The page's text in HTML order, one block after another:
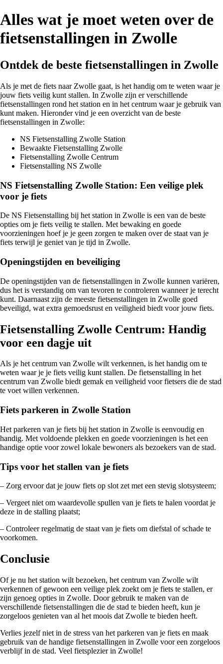
Alles wat je moet weten over de
fietsenstallingen in Zwolle
Ontdek de beste fietsenstallingen in Zwolle
Als je met de fiets naar Zwolle gaat, is het handig om te weten waar je
jouw fiets veilig kunt stallen. In Zwolle zijn er verschillende
fietsenstallingen rond het station en in het centrum waar je gebruik van
kunt maken. Hieronder vind je een overzicht van de beste
fietsenstallingen in Zwolle:
NS Fietsenstalling Zwolle Station
Bewaakte Fietsenstalling Zwolle
Fietsenstalling Zwolle Centrum
Fietsenstalling NS Zwolle
NS Fietsenstalling Zwolle Station: Een veilige plek
voor je fiets
De NS Fietsenstalling bij het station in Zwolle is een van de beste
opties om je fiets veilig te stallen. Met bewaking en goede
voorzieningen hoef je je geen zorgen te maken over de staat van je
fiets terwijl je geniet van je tijd in Zwolle.
Openingstijden en beveiliging
De openingstijden van de fietsenstallingen in Zwolle kunnen variëren,
dus het is verstandig om van tevoren te controleren wanneer je terecht
kunt. Daarnaast zijn de meeste fietsenstallingen in Zwolle goed
beveiligd, wat extra gemoedsrust en veiligheid biedt voor jouw fiets.
Fietsenstalling Zwolle Centrum: Handig
voor een dagje uit
Als je het centrum van Zwolle wilt verkennen, is het handig om te
weten waar je je fiets veilig kunt stallen. De fietsenstalling in het
centrum van Zwolle biedt gemak en veiligheid voor fietsers die de stad
te voet willen verkennen.
Fiets parkeren in Zwolle Station
Het parkeren van je fiets bij het station in Zwolle is eenvoudig en
handig. Met voldoende plekken en goede voorzieningen is het een
handige optie voor zowel lokale bewoners als bezoekers van de stad.
Tips voor het stallen van je fiets
– Zorg ervoor dat je jouw fiets op slot zet met een stevig slotsysteem;
– Vergeet niet om waardevolle spullen van je fiets te halen voordat je
deze in de stalling plaatst;
– Controleer regelmatig de staat van je fiets om diefstal of schade te
voorkomen.
Conclusie
Of je nu het station wilt bezoeken, het centrum van Zwolle wilt
verkennen of gewoon een veilige plek zoekt om je fiets te stallen, er
zijn genoeg opties in Zwolle. Door gebruik te maken van de
verschillende fietsenstallingen die de stad te bieden heeft, kun je
zorgeloos genieten van al het moois dat Zwolle te bieden heeft.
Verlies jezelf niet in de stress van het parkeren van je fiets en maak
gebruik van de handige fietsenstallingen in Zwolle voor een zorgeloos
verblijf in de stad. Veel fietsplezier in Zwolle!